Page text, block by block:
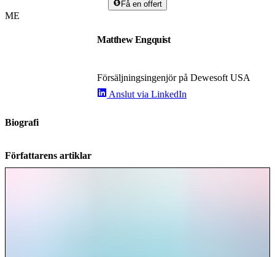
Få en offert
ME
Matthew Engquist
Försäljningsingenjör på Dewesoft USA
Anslut via LinkedIn
Biografi
Författarens artiklar